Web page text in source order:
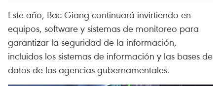
Este año, Bac Giang continuará invirtiendo en
equipos, software y sistemas de monitoreo para
garantizar la seguridad de la información,
incluidos los sistemas de información y las bases de
datos de las agencias gubernamentales.